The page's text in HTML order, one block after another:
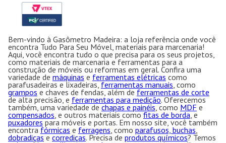
Bem-vindo à Gasômetro Madeira: a loja referência onde você
encontra Tudo Para Seu Móvel, materiais para marcenaria!
Aqui, você encontra tudo o que precisa para os seus projetos,
como materiais de marcenaria e ferramentas para a
construção de móveis ou reformas em geral. Confira uma
variedade de máquinas e ferramentas elétricas como
parafusadeiras e lixadeiras, ferramentas manuais, como
grampos e chaves de fendas, além de ferramentas de corte
de alta precisão, e ferramentas para medição. Oferecemos
também, uma variedade de chapas e painéis, como MDF e
compensados, e outros materiais como fitas de borda, e
puxadores para móveis e portas. Em nosso site, você também
encontra fórmicas e ferragens, como parafusos, buchas,
dobradiças e corrediças. Precisa de produtos químicos? Temos